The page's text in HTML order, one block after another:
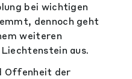
bei wichtigen
dennoch geht
weiteren
aus.
Offenheit der